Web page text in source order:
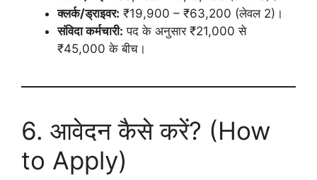
क्लर्क/ड्राइवर: ₹19,900 – ₹63,200 (लेवल 2)।
संविदा कर्मचारी: पद के अनुसार ₹21,000 से
₹45,000 के बीच।
6. आवेदन कैसे करें? (How
to Apply)